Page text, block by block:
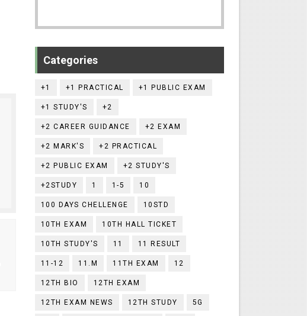
Categories
+1 +1 PRACTICAL +1 PUBLIC EXAM
+1 STUDY'S +2
+2 CAREER GUIDANCE +2 EXAM
+2 MARK'S +2 PRACTICAL
+2 PUBLIC EXAM +2 STUDY'S
+2STUDY 1 1-5 10
100 DAYS CHELLENGE 10STD
10TH EXAM 10TH HALL TICKET
10TH STUDY'S 11 11 RESULT
11-12 11.M 11TH EXAM 12
12TH BIO 12TH EXAM
12TH EXAM NEWS 12TH STUDY 5G